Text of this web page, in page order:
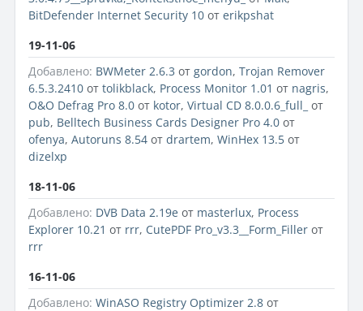
BitDefender Internet Security 10 от erikpshat
19-11-06
Добавлено: BWMeter 2.6.3 от gordon, Trojan Remover
6.5.3.2410 от tolikblack, Process Monitor 1.01 от nagris,
O&O Defrag Pro 8.0 от kotor, Virtual CD 8.0.0.6_full_ от
pub, Belltech Business Cards Designer Pro 4.0 от
ofenya, Autoruns 8.54 от drartem, WinHex 13.5 от
dizelxp
18-11-06
Добавлено: DVB Data 2.19e от masterlux, Process
Explorer 10.21 от rrr, CutePDF Pro_v3.3__Form_Filler от
rrr
16-11-06
Добавлено: WinASO Registry Optimizer 2.8 от